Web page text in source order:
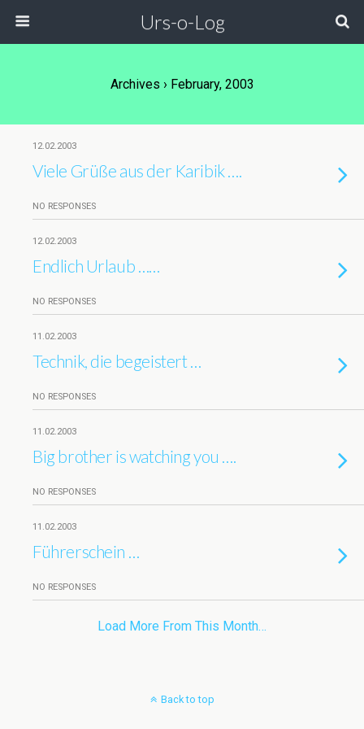
Urs-o-Log
Archives › February, 2003
12.02.2003
Viele Grüße aus der Karibik ….
NO RESPONSES
12.02.2003
Endlich Urlaub ……
NO RESPONSES
11.02.2003
Technik, die begeistert …
NO RESPONSES
11.02.2003
Big brother is watching you ….
NO RESPONSES
11.02.2003
Führerschein …
NO RESPONSES
Load More From This Month…
Back to top